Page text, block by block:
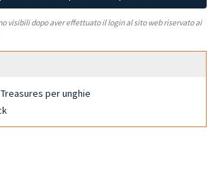
visibili dopo aver effettuato il login al sito web riservato ai
per unghie